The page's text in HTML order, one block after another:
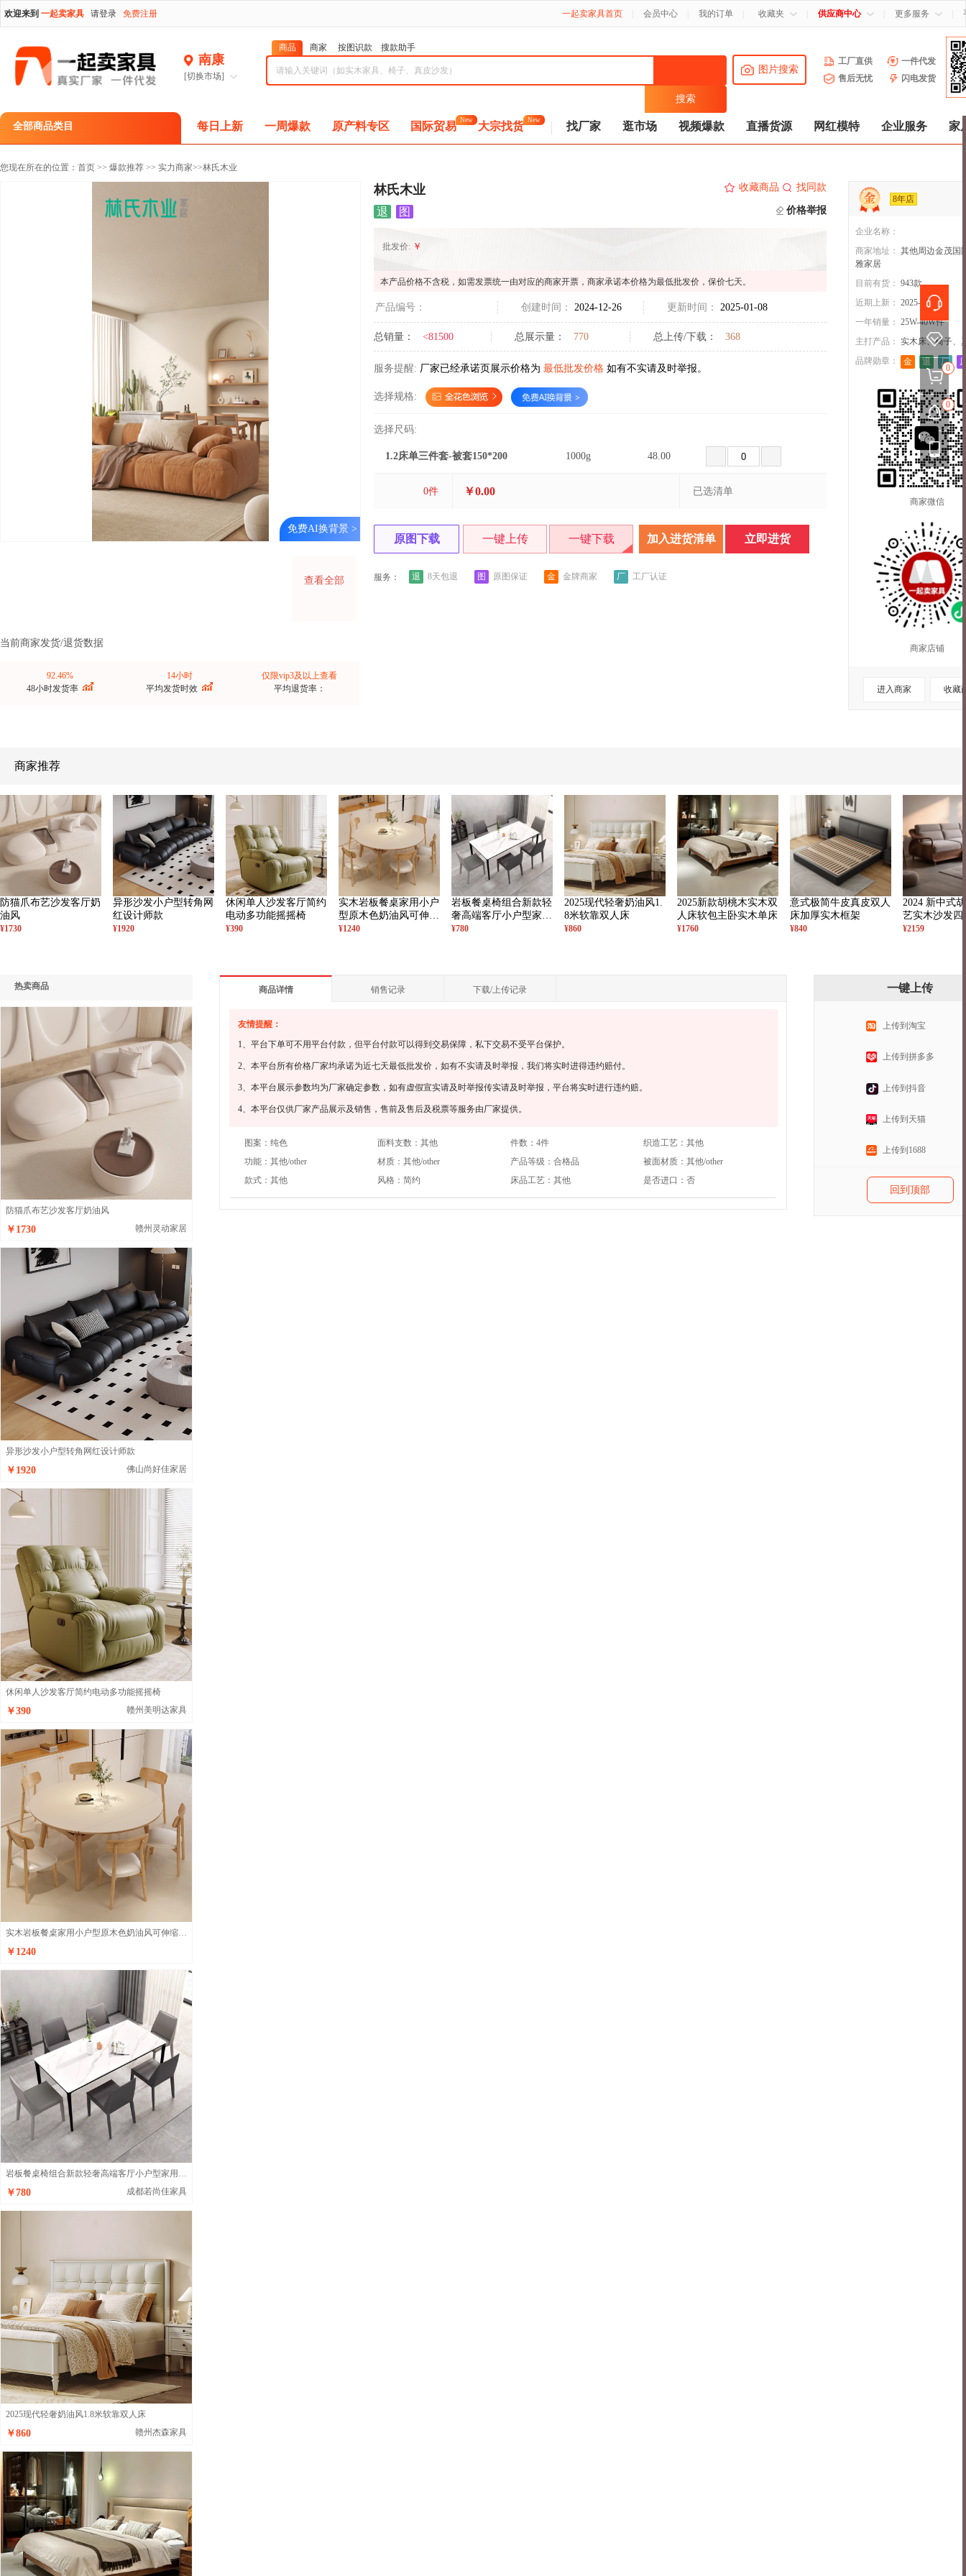
欢迎来到 一起卖家具 请登录 免费注册 一起卖家具首页 会员中心 我的订单 收藏夹 供应商中心 更多服务
南康
[切换市场]
商品 商家 按图识款 搜款助手
图片搜索
工厂直供
一件代发
售后无忧
闪电发货
全部商品类目 每日上新 一周爆款 原产料专区 国际贸易
New
大宗找货
New
找厂家 逛市场 视频爆款 直播货源 网红模特 企业服务 家
您现在所在的位置： 首页 >> 爆款推荐 >> 实力商家>>林氏木业
免费AI换背景 >
查看全部
当前商家发货/退货数据
92.46%
48小时发货率
14小时
平均发货时效
仅限vip3及以上查看
平均退货率：
林氏木业 收藏商品 找同款
退 图 价格举报
批发价: ￥
本产品价格不含税，如需发票统一由对应的商家开票，商家承诺本价格为最低批发价，保价七天。
产品编号： 创建时间： 2024-12-26 更新时间： 2025-01-08
总销量： <81500 总展示量： 770 总上传/下载： 368
服务提醒: 厂家已经承诺页展示价格为 最低批发价格 如有不实请及时举报。
选择规格:
选择尺码:
1.2床单三件套-被套150*200 1000g 48.00
0件 ￥0.00 已选清单
原图下载 一键上传 一键下载 加入进货清单 立即进货
服务： 退 8天包退 图 原图保证 金 金牌商家 厂 工厂认证
8年店
企业名称：
商家地址： 其他周边金茂国
雅家居
目前有货： 943款
近期上新： 2025-01-19
一年销量： 25W-40W件
主打产品： 实木床、椅子、
品牌勋章：
金 退 厂
商家微信
商家店铺
进入商家 收藏
商家推荐
防猫爪布艺沙发客厅奶
油风
¥1730
异形沙发小户型转角网
红设计师款
¥1920
休闲单人沙发客厅简约
电动多功能摇摇椅
¥390
实木岩板餐桌家用小户
型原木色奶油风可伸缩
变圆桌简约饭桌
¥1240
岩板餐桌椅组合新款轻
奢高端客厅小户型家用
网红餐桌
¥780
2025现代轻奢奶油风1.
8米软靠双人床
¥860
2025新款胡桃木实木双
人床软包主卧实木单床
¥1760
意式极简牛皮真皮双人
床加厚实木框架
¥840
2024 新中式
艺实木沙发四
妃榻组合
¥2159
热卖商品
防猫爪布艺沙发客厅奶油风
￥1730 赣州灵动家居
异形沙发小户型转角网红设计师款
￥1920 佛山尚好佳家居
休闲单人沙发客厅简约电动多功能摇摇椅
￥390 赣州美明达家具
￥1240
￥780 成都若尚佳家具
2025现代轻奢奶油风1.8米软靠双人床
￥860 赣州杰森家具
商品详情 销售记录 下载/上传记录
友情提醒：
1、平台下单可不用平台付款，但平台付款可以得到交易保障，私下交易不受平台保护。
2、本平台所有价格厂家均承诺为近七天最低批发价，如有不实请及时举报，我们将实时进得违约赔付。
3、本平台展示参数均为厂家确定参数，如有虚假宣实请及时举报传实请及时举报，平台将实时进行违约赔。
4、本平台仅供厂家产品展示及销售，售前及售后及税票等服务由厂家提供。
图案： 纯色 面料支数： 其他 件数： 4件 织造工艺： 其他
功能： 其他/other 材质： 其他/other 产品等级： 合格品 被面材质： 其他/other
款式： 其他 风格： 简约 床品工艺： 其他 是否进口： 否
一键上传
上传到淘宝
上传到拼多多
上传到抖音
上传到天猫
上传到1688
回到顶部
0
0